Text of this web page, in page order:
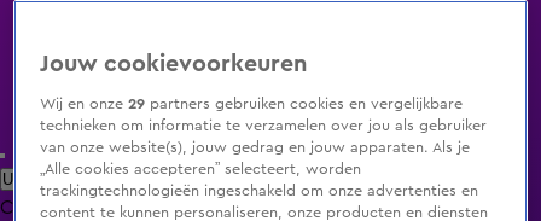
Uitzending Gemist Populaire programma's Zenders Genres
ClipsFilmsRadioSmart TV inlogShop
Jouw cookievoorkeuren
Wij en onze29 partners gebruiken cookies en vergelijkbare
technieken om informatie te verzamelen over jou als gebruiker
van onze website(s), jouw gedrag en jouw apparaten. Als je
„Alle cookies accepteren” selecteert, worden
trackingtechnologieën ingeschakeld om onze advertenties en
content te kunnen personaliseren, onze producten en diensten